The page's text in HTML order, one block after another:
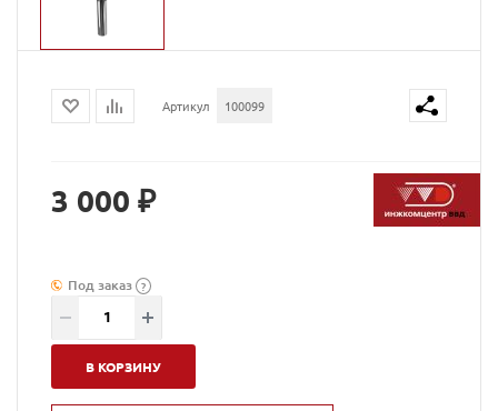
Артикул 100099
3 000 ₽
Под заказ ?
В КОРЗИНУ